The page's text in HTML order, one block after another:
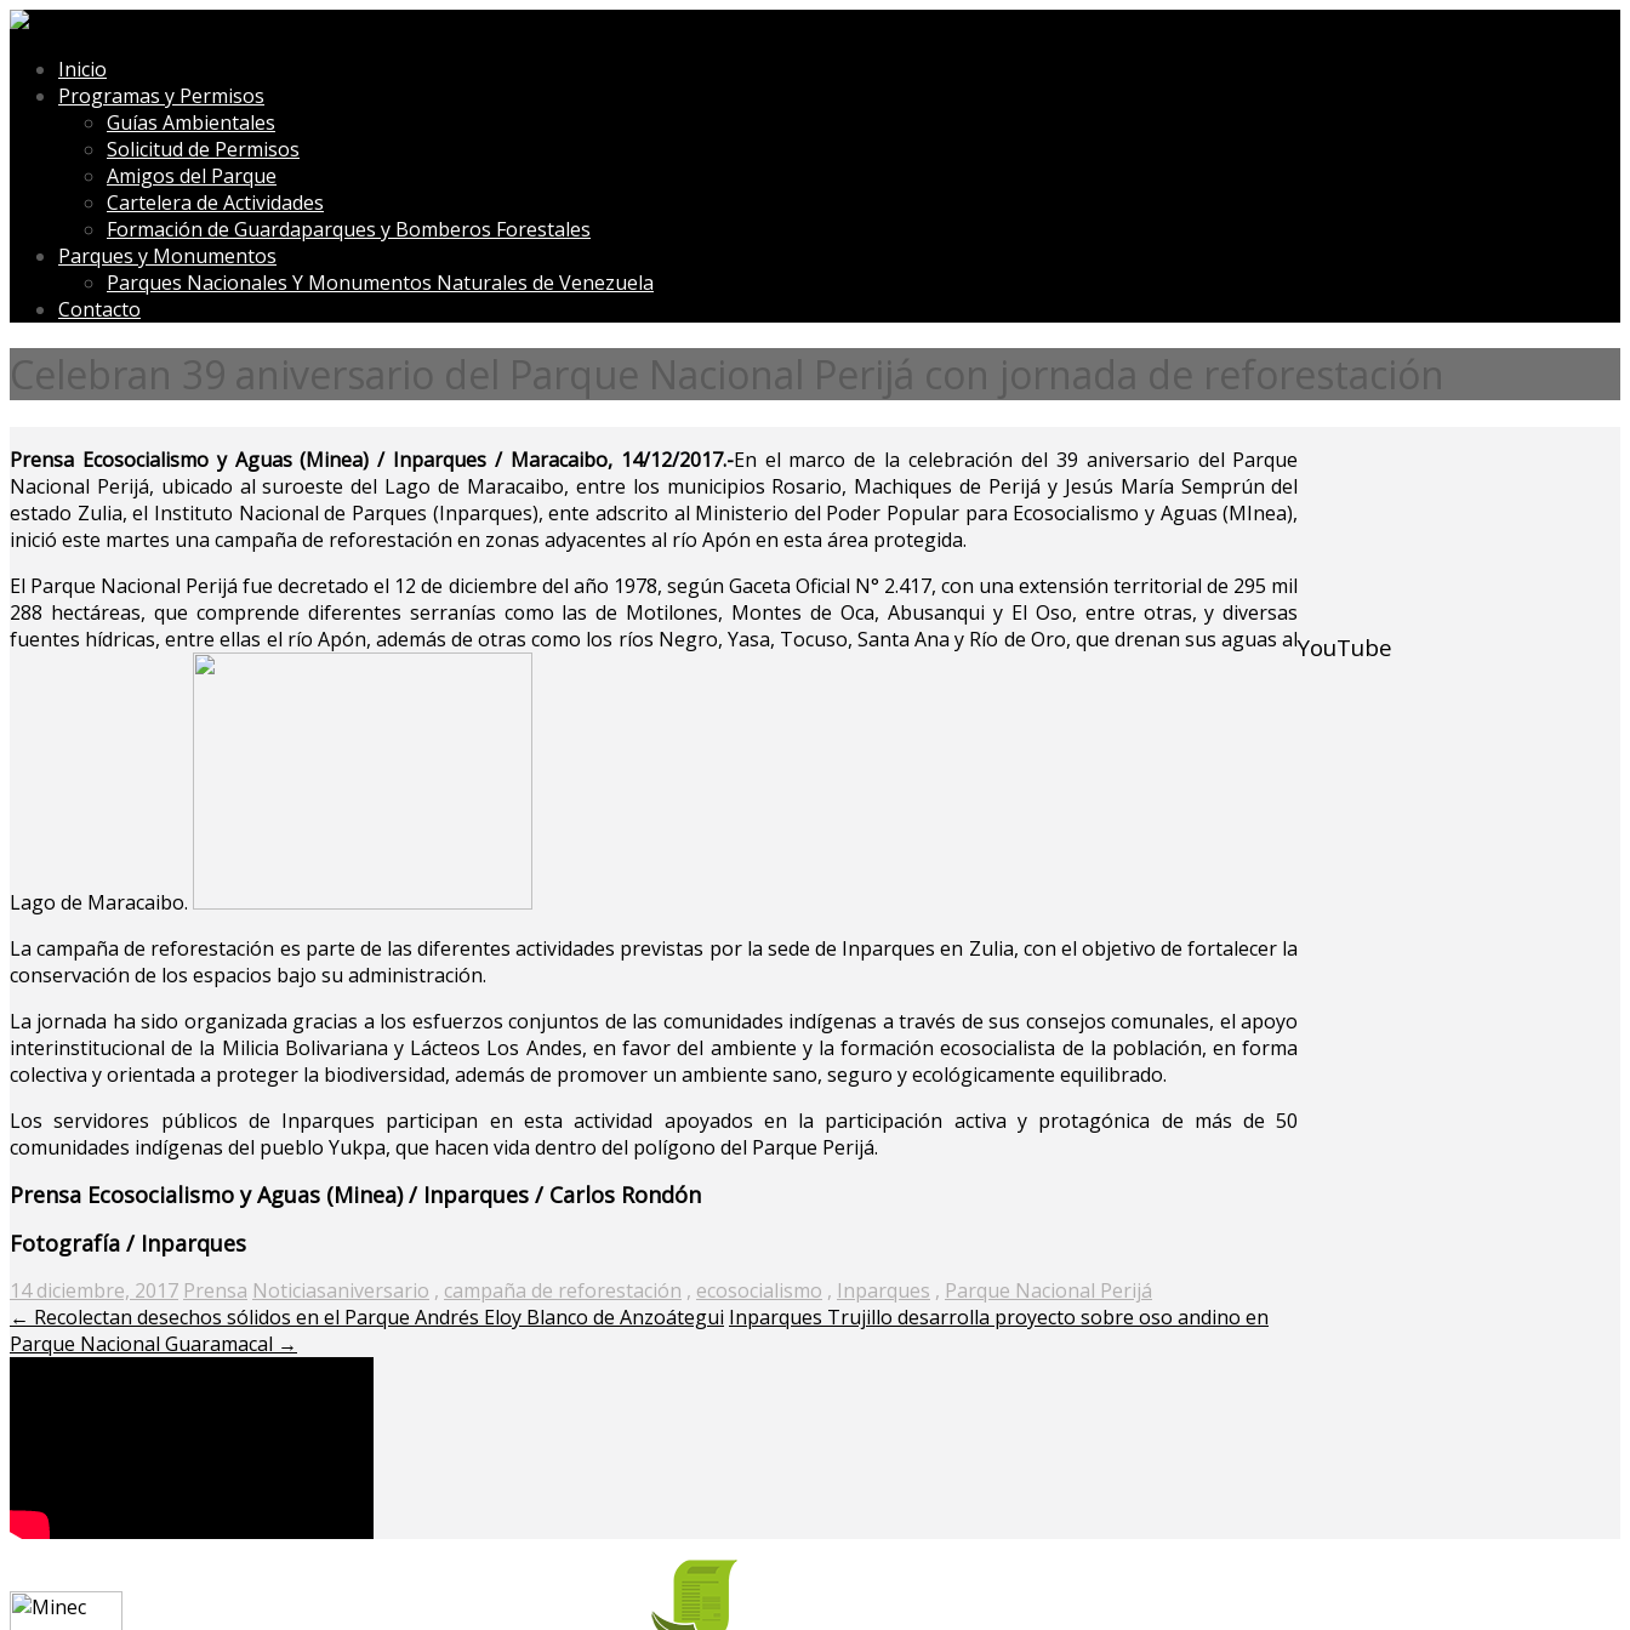
Inicio
Programas y Permisos
Guías Ambientales
Solicitud de Permisos
Amigos del Parque
Cartelera de Actividades
Formación de Guardaparques y Bomberos Forestales
Parques y Monumentos
Parques Nacionales Y Monumentos Naturales de Venezuela
Contacto
Celebran 39 aniversario del Parque Nacional Perijá con jornada de reforestación
Prensa Ecosocialismo y Aguas (Minea) / Inparques / Maracaibo, 14/12/2017.-En el marco de la celebración del 39 aniversario del Parque
Nacional Perijá, ubicado al suroeste del Lago de Maracaibo, entre los municipios Rosario, Machiques de Perijá y Jesús María Semprún del
estado Zulia, el Instituto Nacional de Parques (Inparques), ente adscrito al Ministerio del Poder Popular para Ecosocialismo y Aguas (MInea),
inició este martes una campaña de reforestación en zonas adyacentes al río Apón en esta área protegida.
El Parque Nacional Perijá fue decretado el 12 de diciembre del año 1978, según Gaceta Oficial N° 2.417, con una extensión territorial de 295 mil
288 hectáreas, que comprende diferentes serranías como las de Motilones, Montes de Oca, Abusanqui y El Oso, entre otras, y diversas
fuentes hídricas, entre ellas el río Apón, además de otras como los ríos Negro, Yasa, Tocuso, Santa Ana y Río de Oro, que drenan sus aguas al
Lago de Maracaibo.
La campaña de reforestación es parte de las diferentes actividades previstas por la sede de Inparques en Zulia, con el objetivo de fortalecer la
conservación de los espacios bajo su administración.
La jornada ha sido organizada gracias a los esfuerzos conjuntos de las comunidades indígenas a través de sus consejos comunales, el apoyo
interinstitucional de la Milicia Bolivariana y Lácteos Los Andes, en favor del ambiente y la formación ecosocialista de la población, en forma
colectiva y orientada a proteger la biodiversidad, además de promover un ambiente sano, seguro y ecológicamente equilibrado.
Los servidores públicos de Inparques participan en esta actividad apoyados en la participación activa y protagónica de más de 50
comunidades indígenas del pueblo Yukpa, que hacen vida dentro del polígono del Parque Perijá.
Prensa Ecosocialismo y Aguas (Minea) / Inparques / Carlos Rondón
Fotografía / Inparques
Posted
on
14 diciembre, 2017 Prensa Noticiasaniversario , campaña de reforestación , ecosocialismo , Inparques , Parque Nacional Perijá
← Recolectan desechos sólidos en el Parque Andrés Eloy Blanco de Anzoátegui Inparques Trujillo desarrolla proyecto sobre oso andino en
Parque Nacional Guaramacal →
YouTube